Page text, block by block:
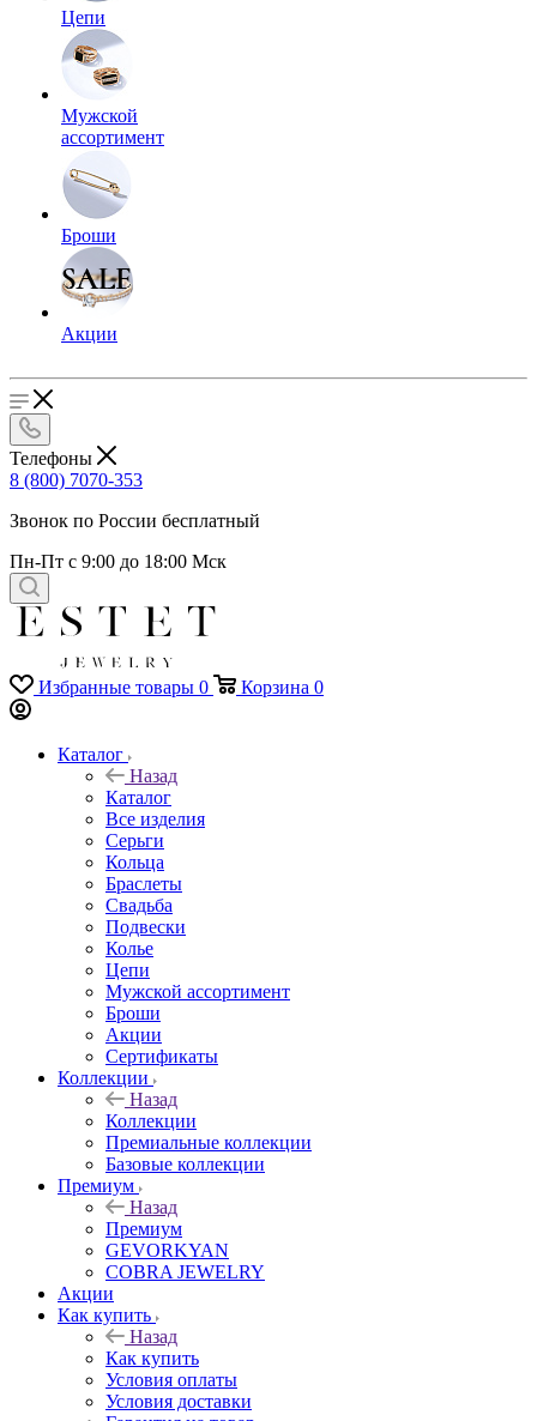
Цепи
Мужской
ассортимент
Броши
Акции
Телефоны
8 (800) 7070-353
Звонок по России бесплатный
Пн-Пт с 9:00 до 18:00 Мск
Избранные товары 0 Корзина 0
Каталог
Назад
Каталог
Все изделия
Серьги
Кольца
Браслеты
Свадьба
Подвески
Колье
Цепи
Мужской ассортимент
Броши
Акции
Сертификаты
Коллекции
Назад
Коллекции
Премиальные коллекции
Базовые коллекции
Премиум
Назад
Премиум
GEVORKYAN
COBRA JEWELRY
Акции
Как купить
Назад
Как купить
Условия оплаты
Условия доставки